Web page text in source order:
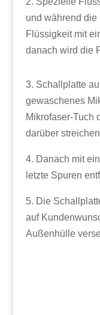
und während
Flüssigkeit mit
danach wird die
3. Schallplatte
gewaschenes
Mikrofaser-Tuch
darüber
4. Danach mit
letzte Spuren
5. Die
auf
Außenhülle